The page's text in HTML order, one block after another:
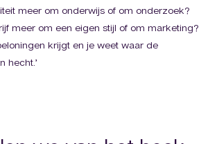
meer om onderwijs of om onderzoek?
meer om een eigen stijl of om marketing?
krijgt en je weet waar de
hecht.’